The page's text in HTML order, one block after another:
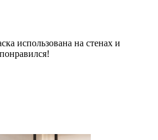
использована на стенах и